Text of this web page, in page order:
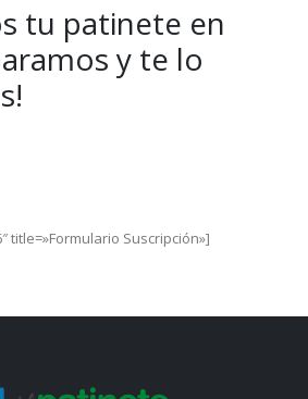
tu patinete en
y te lo
title=»Formulario Suscripción»]